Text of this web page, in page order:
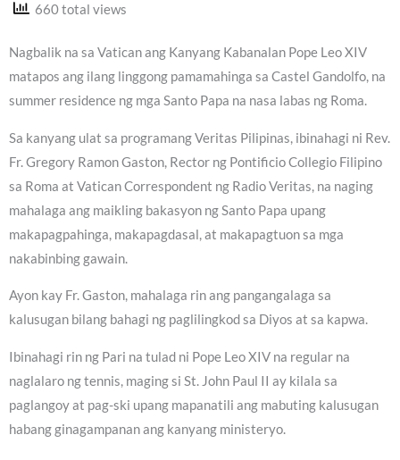
660 total views
Nagbalik na sa Vatican ang Kanyang Kabanalan Pope Leo XIV
matapos ang ilang linggong pamamahinga sa Castel Gandolfo, na
summer residence ng mga Santo Papa na nasa labas ng Roma.
Sa kanyang ulat sa programang Veritas Pilipinas, ibinahagi ni Rev.
Fr. Gregory Ramon Gaston, Rector ng Pontificio Collegio Filipino
sa Roma at Vatican Correspondent ng Radio Veritas, na naging
mahalaga ang maikling bakasyon ng Santo Papa upang
makapagpahinga, makapagdasal, at makapagtuon sa mga
nakabinbing gawain.
Ayon kay Fr. Gaston, mahalaga rin ang pangangalaga sa
kalusugan bilang bahagi ng paglilingkod sa Diyos at sa kapwa.
Ibinahagi rin ng Pari na tulad ni Pope Leo XIV na regular na
naglalaro ng tennis, maging si St. John Paul II ay kilala sa
paglangoy at pag-ski upang mapanatili ang mabuting kalusugan
habang ginagampanan ang kanyang ministeryo.